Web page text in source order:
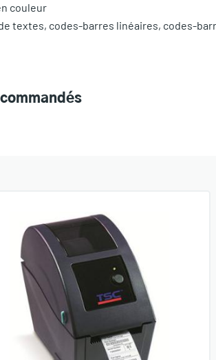
couleur
textes, codes-barres linéaires, codes-